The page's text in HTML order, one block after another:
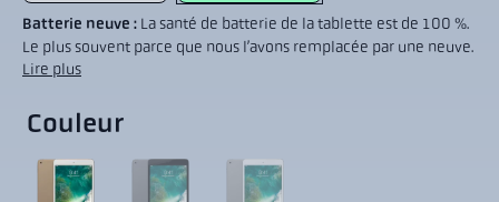
Batterie neuve : La santé de batterie de la tablette est de 100 %.
Le plus souvent parce que nous l’avons remplacée par une neuve.
Lire plus
Couleur